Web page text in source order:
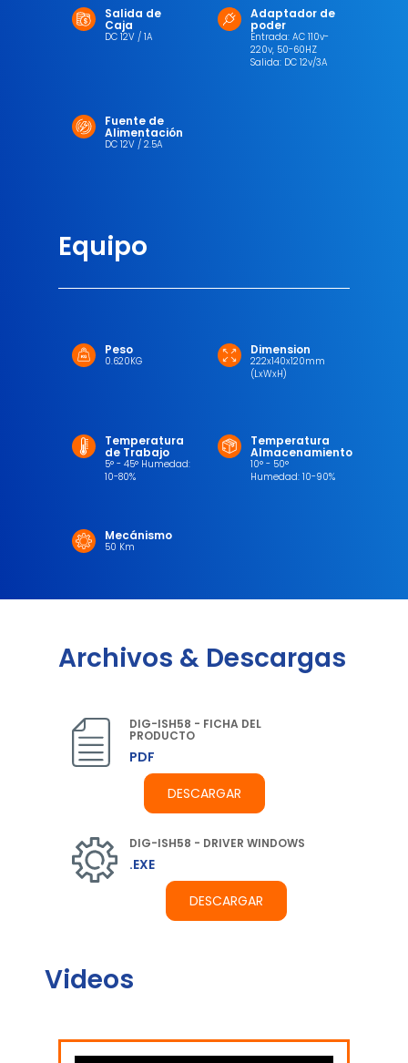
Salida de
Caja
DC 12V / 1A
Adaptador de
poder
Entrada: AC 110v-
220v, 50-60HZ
Salida: DC 12v/3A
Fuente de
Alimentación
DC 12V / 2.5A
Equipo
Peso
0.620KG
Dimension
222x140x120mm
(LxWxH)
Temperatura
de Trabajo
5° - 45° Humedad:
10-80%
Temperatura
Almacenamiento
10° - 50°
Humedad: 10-90%
Mecánismo
50 Km
Archivos & Descargas
DIG-ISH58 - FICHA DEL
PRODUCTO
PDF
DESCARGAR
DIG-ISH58 - DRIVER WINDOWS
.EXE
DESCARGAR
Videos